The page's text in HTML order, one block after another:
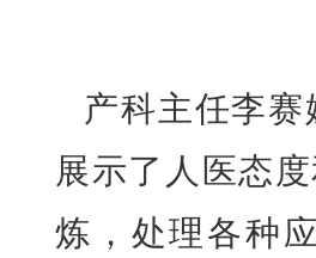
产科主任李
展示了人医态
炼，处理各种